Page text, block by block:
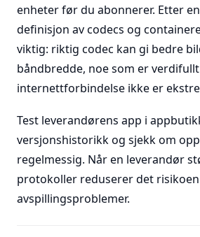
enheter før du abonnerer. Etter
definisjon av codecs og
viktig: riktig codec kan gi bedre
båndbredde, noe som er
internettforbindelse ikke er
Test leverandørens app i
versjonshistorikk og sjekk om
regelmessig. Når en leverandør
protokoller reduserer det
avspillingsproblemer.